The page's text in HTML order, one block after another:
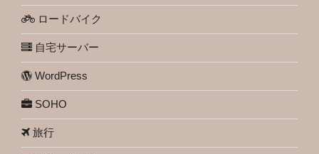
ロードバイク
自宅サーバー
WordPress
SOHO
旅行